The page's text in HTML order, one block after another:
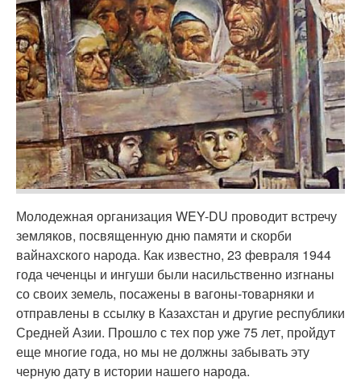
Молодежная организация WEY-DU проводит встречу
земляков, посвященную дню памяти и скорби
вайнахского народа. Как известно, 23 февраля 1944
года чеченцы и ингуши были насильственно изгнаны
со своих земель, посажены в вагоны-товарняки и
отправлены в ссылку в Казахстан и другие республики
Средней Азии. Прошло с тех пор уже 75 лет, пройдут
еще многие года, но мы не должны забывать эту
черную дату в истории нашего народа.